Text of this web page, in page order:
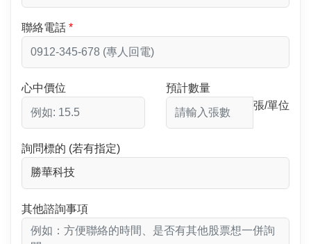
聯絡電話
心中價位
預計數量
張/單位
詢問標的 (若有指定)
其他諮詢事項